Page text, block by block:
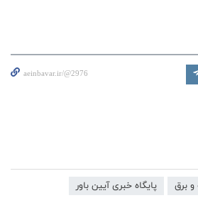
aeinbavar.ir/@2976
برق پایگاه خبری آیین باور